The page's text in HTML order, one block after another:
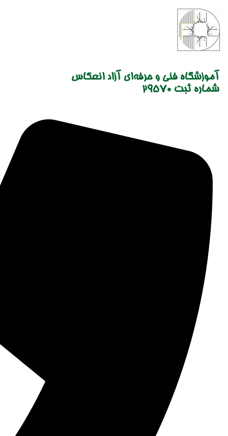
content
آموزشگاه فنی و حرفه‌ای آزاد انعکاس
شماره ثبت 29570